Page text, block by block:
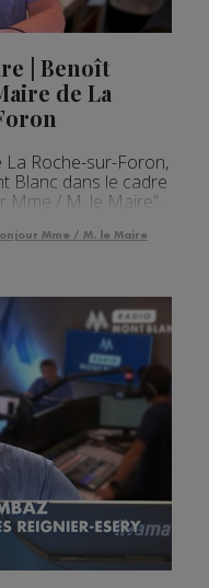
| Benoît
de La
Roche-sur-Foron,
Blanc dans le cadre
/ M. le Maire”.
Mme / M. le Maire